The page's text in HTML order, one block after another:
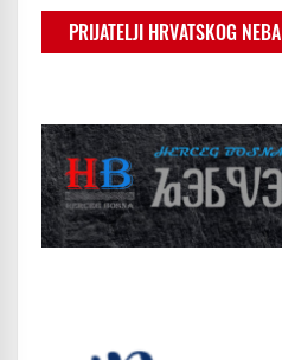
PRIJATELJI HRVATSKOG NEBA